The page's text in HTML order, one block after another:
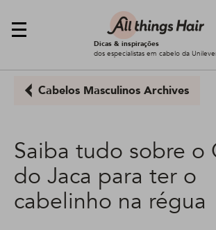
Dicas & inspirações
dos especialistas em cabelo da
Cabelos Masculinos Archives
Saiba tudo sobre o
do Jaca para ter o
cabelinho na régua